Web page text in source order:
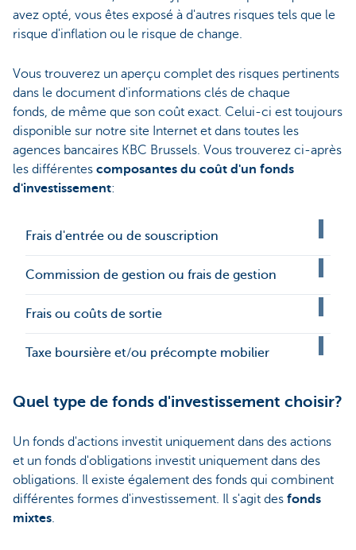
avez opté, vous êtes exposé à d'autres risques tels que le
risque d'inflation ou le risque de change.
Vous trouverez un aperçu complet des risques pertinents
dans le document d'informations clés de chaque
fonds, de même que son coût exact. Celui-ci est toujours
disponible sur notre site Internet et dans toutes les
agences bancaires KBC Brussels. Vous trouverez ci-après
les différentes composantes du coût d'un fonds
d'investissement:
Frais d'entrée ou de souscription
Commission de gestion ou frais de gestion
Frais ou coûts de sortie
Taxe boursière et/ou précompte mobilier
Quel type de fonds d'investissement choisir?
Un fonds d'actions investit uniquement dans des actions
et un fonds d'obligations investit uniquement dans des
obligations. Il existe également des fonds qui combinent
différentes formes d'investissement. Il s'agit des fonds
mixtes.